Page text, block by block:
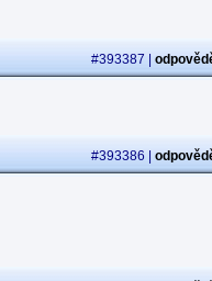
#393387 |
#393386 |